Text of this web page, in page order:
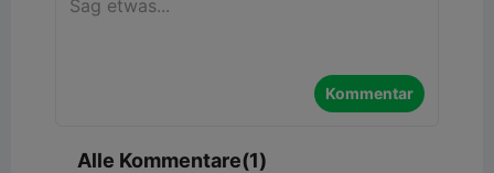
Kommentar
Alle Kommentare(1)